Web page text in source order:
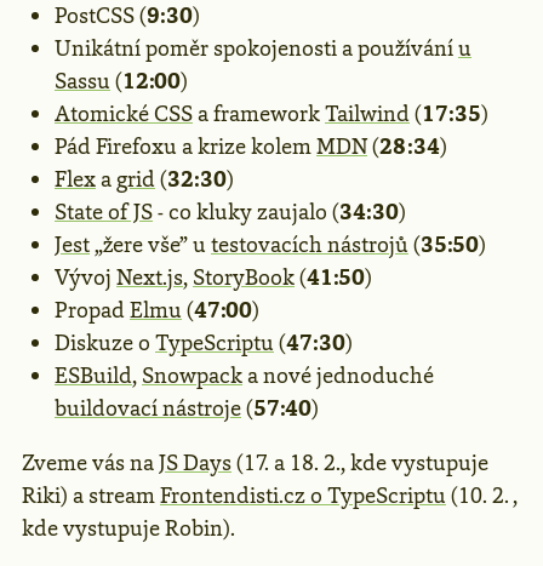
PostCSS (9:30)
Unikátní poměr spokojenosti a používáníu
Sassu (12:00)
Atomické CSSa frameworkTailwind(17:35)
Pád Firefoxu a krize kolemMDN(28:34)
Flexagrid(32:30)
State of JS- co kluky zaujalo (34:30)
Jest„žere vše” u testovacích nástrojů (35:50)
Vývoj Next.js, StoryBook(41:50)
PropadElmu (47:00)
Diskuze o TypeScriptu (47:30)
ESBuild, Snowpacka nové jednoduché
buildovací nástroje(57:40)
Zveme vás naJS Days(17. a 18. 2., kde vystupuje
Riki) a streamFrontendisti.cz o TypeScriptu (10. 2. ,
kde vystupuje Robin).